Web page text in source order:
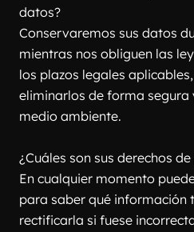
datos?
Conservaremos sus datos
mientras nos obliguen las
los plazos legales
eliminarlos de forma segura
medio ambiente.
¿Cuáles son sus derechos
En cualquier momento
para saber qué información
rectificarla si fuese